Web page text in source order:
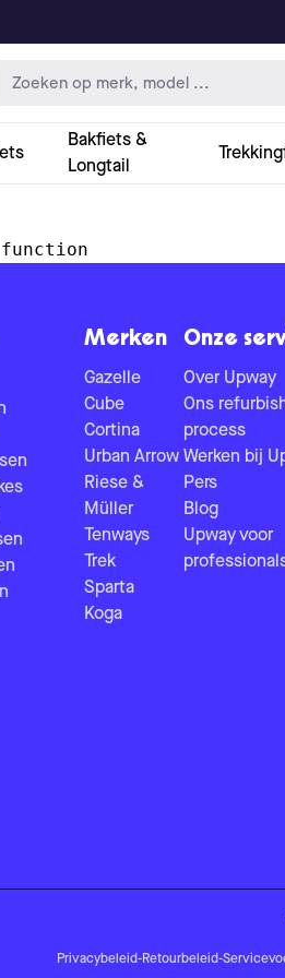
Bakfiets &
Longtail
Merken
Gazelle
Cube
Cortina
Urban Arrow
Riese &
Müller
Tenways
Trek
Sparta
Koga
Onze
Over Upway
Ons
process
Werken bij
Pers
Blog
Upway voor
Privacybeleid-Retourbeleid-